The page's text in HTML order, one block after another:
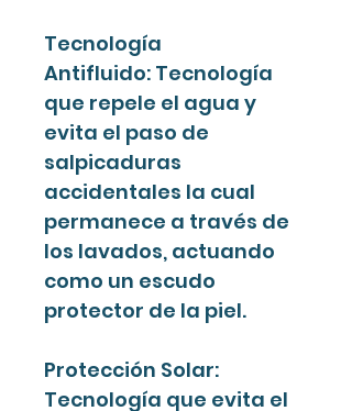
Tecnología
Antifluido: Tecnología
que repele el agua y
evita el paso de
salpicaduras
accidentales la cual
permanece a través de
los lavados, actuando
como un escudo
protector de la piel.
Protección Solar:
Tecnología que evita el